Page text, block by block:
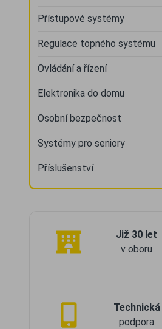
Přístupové systémy
Regulace topného systému
Ovládání a řízení
Elektronika do domu
Osobní bezpečnost
Systémy pro seniory
Příslušenství
Již 30 let
v oboru
Technická
podpora